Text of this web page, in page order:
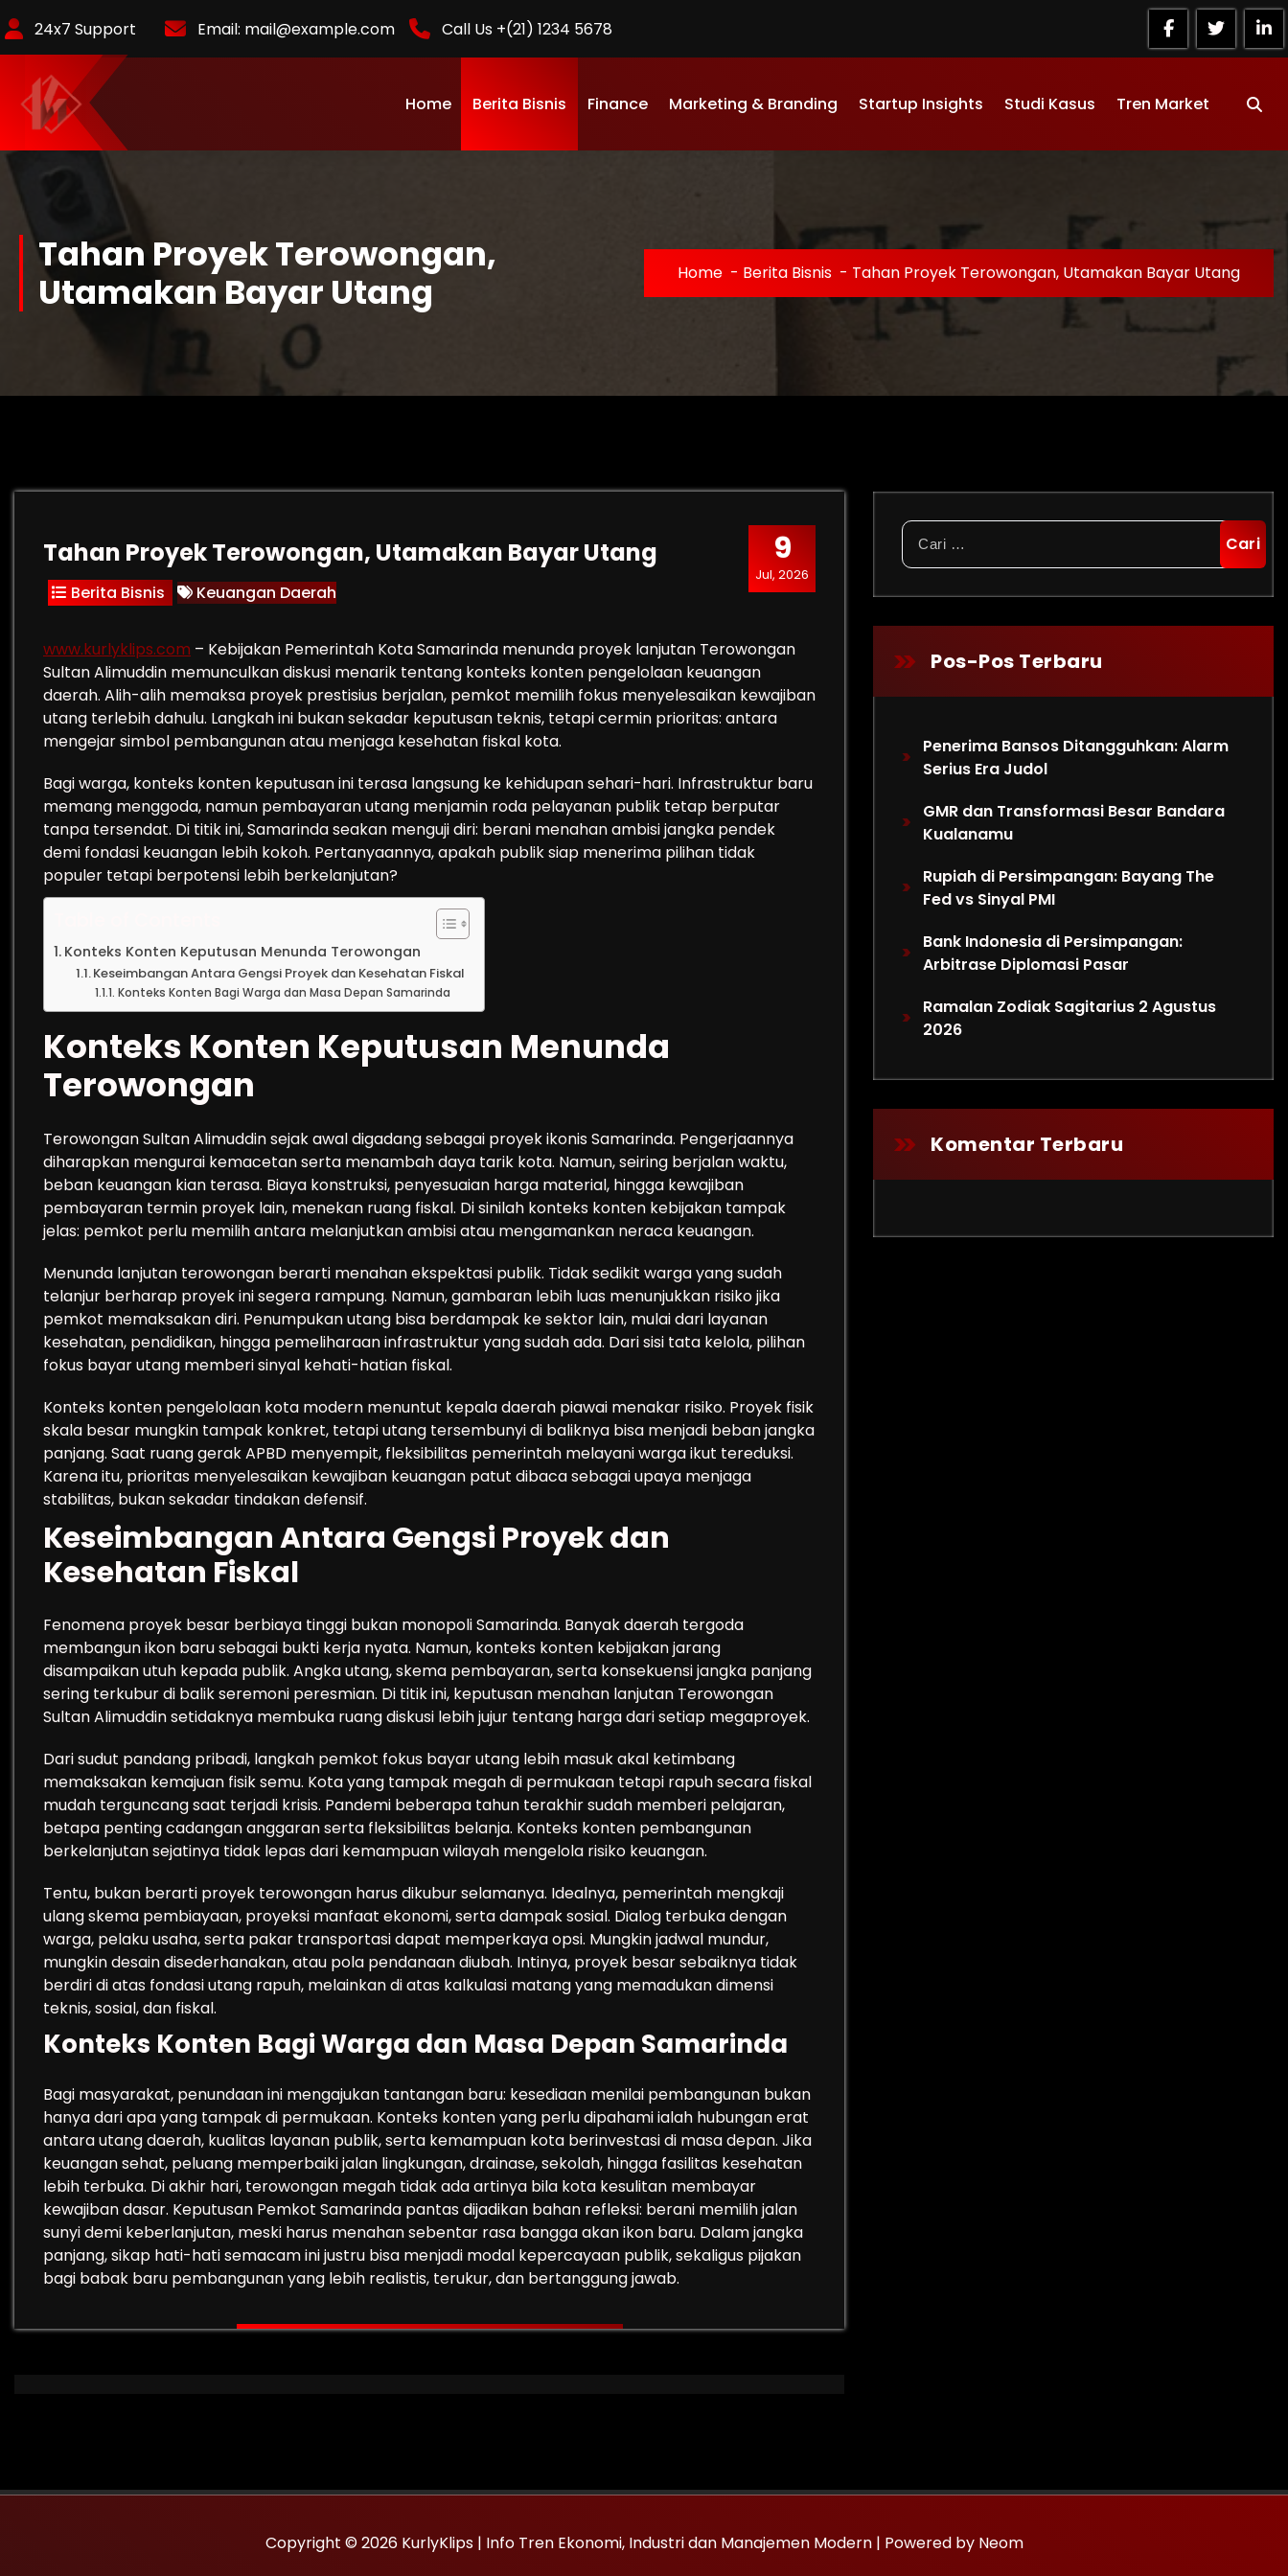
to
Content
24x7 Support Email: mail@example.com Call Us +(21) 1234 5678
KurlyKlips menyajikan informasi bisnis terbaru, strategi usaha,
Home Berita Bisnis Finance Marketing & Branding Startup Insights Studi Kasus Tren Market
Tahan Proyek Terowongan,
Utamakan Bayar Utang
Home - Berita Bisnis - Tahan Proyek Terowongan, Utamakan Bayar Utang
9
Jul, 2026
Tahan Proyek Terowongan, Utamakan Bayar Utang
Berita Bisnis Keuangan Daerah
www.kurlyklips.com – Kebijakan Pemerintah Kota Samarinda menunda proyek lanjutan Terowongan
Sultan Alimuddin memunculkan diskusi menarik tentang konteks konten pengelolaan keuangan
daerah. Alih-alih memaksa proyek prestisius berjalan, pemkot memilih fokus menyelesaikan kewajiban
utang terlebih dahulu. Langkah ini bukan sekadar keputusan teknis, tetapi cermin prioritas: antara
mengejar simbol pembangunan atau menjaga kesehatan fiskal kota.
Bagi warga, konteks konten keputusan ini terasa langsung ke kehidupan sehari-hari. Infrastruktur baru
memang menggoda, namun pembayaran utang menjamin roda pelayanan publik tetap berputar
tanpa tersendat. Di titik ini, Samarinda seakan menguji diri: berani menahan ambisi jangka pendek
demi fondasi keuangan lebih kokoh. Pertanyaannya, apakah publik siap menerima pilihan tidak
populer tetapi berpotensi lebih berkelanjutan?
Konteks Konten Keputusan Menunda Terowongan
Keseimbangan Antara Gengsi Proyek dan Kesehatan Fiskal
Konteks Konten Bagi Warga dan Masa Depan Samarinda
Konteks Konten Keputusan Menunda
Terowongan
Terowongan Sultan Alimuddin sejak awal digadang sebagai proyek ikonis Samarinda. Pengerjaannya
diharapkan mengurai kemacetan serta menambah daya tarik kota. Namun, seiring berjalan waktu,
beban keuangan kian terasa. Biaya konstruksi, penyesuaian harga material, hingga kewajiban
pembayaran termin proyek lain, menekan ruang fiskal. Di sinilah konteks konten kebijakan tampak
jelas: pemkot perlu memilih antara melanjutkan ambisi atau mengamankan neraca keuangan.
Menunda lanjutan terowongan berarti menahan ekspektasi publik. Tidak sedikit warga yang sudah
telanjur berharap proyek ini segera rampung. Namun, gambaran lebih luas menunjukkan risiko jika
pemkot memaksakan diri. Penumpukan utang bisa berdampak ke sektor lain, mulai dari layanan
kesehatan, pendidikan, hingga pemeliharaan infrastruktur yang sudah ada. Dari sisi tata kelola, pilihan
fokus bayar utang memberi sinyal kehati-hatian fiskal.
Konteks konten pengelolaan kota modern menuntut kepala daerah piawai menakar risiko. Proyek fisik
skala besar mungkin tampak konkret, tetapi utang tersembunyi di baliknya bisa menjadi beban jangka
panjang. Saat ruang gerak APBD menyempit, fleksibilitas pemerintah melayani warga ikut tereduksi.
Karena itu, prioritas menyelesaikan kewajiban keuangan patut dibaca sebagai upaya menjaga
stabilitas, bukan sekadar tindakan defensif.
Keseimbangan Antara Gengsi Proyek dan
Kesehatan Fiskal
Fenomena proyek besar berbiaya tinggi bukan monopoli Samarinda. Banyak daerah tergoda
membangun ikon baru sebagai bukti kerja nyata. Namun, konteks konten kebijakan jarang
disampaikan utuh kepada publik. Angka utang, skema pembayaran, serta konsekuensi jangka panjang
sering terkubur di balik seremoni peresmian. Di titik ini, keputusan menahan lanjutan Terowongan
Sultan Alimuddin setidaknya membuka ruang diskusi lebih jujur tentang harga dari setiap megaproyek.
Dari sudut pandang pribadi, langkah pemkot fokus bayar utang lebih masuk akal ketimbang
memaksakan kemajuan fisik semu. Kota yang tampak megah di permukaan tetapi rapuh secara fiskal
mudah terguncang saat terjadi krisis. Pandemi beberapa tahun terakhir sudah memberi pelajaran,
betapa penting cadangan anggaran serta fleksibilitas belanja. Konteks konten pembangunan
berkelanjutan sejatinya tidak lepas dari kemampuan wilayah mengelola risiko keuangan.
Tentu, bukan berarti proyek terowongan harus dikubur selamanya. Idealnya, pemerintah mengkaji
ulang skema pembiayaan, proyeksi manfaat ekonomi, serta dampak sosial. Dialog terbuka dengan
warga, pelaku usaha, serta pakar transportasi dapat memperkaya opsi. Mungkin jadwal mundur,
mungkin desain disederhanakan, atau pola pendanaan diubah. Intinya, proyek besar sebaiknya tidak
berdiri di atas fondasi utang rapuh, melainkan di atas kalkulasi matang yang memadukan dimensi
teknis, sosial, dan fiskal.
Konteks Konten Bagi Warga dan Masa Depan Samarinda
Bagi masyarakat, penundaan ini mengajukan tantangan baru: kesediaan menilai pembangunan bukan
hanya dari apa yang tampak di permukaan. Konteks konten yang perlu dipahami ialah hubungan erat
antara utang daerah, kualitas layanan publik, serta kemampuan kota berinvestasi di masa depan. Jika
keuangan sehat, peluang memperbaiki jalan lingkungan, drainase, sekolah, hingga fasilitas kesehatan
lebih terbuka. Di akhir hari, terowongan megah tidak ada artinya bila kota kesulitan membayar
kewajiban dasar. Keputusan Pemkot Samarinda pantas dijadikan bahan refleksi: berani memilih jalan
sunyi demi keberlanjutan, meski harus menahan sebentar rasa bangga akan ikon baru. Dalam jangka
panjang, sikap hati-hati semacam ini justru bisa menjadi modal kepercayaan publik, sekaligus pijakan
bagi babak baru pembangunan yang lebih realistis, terukur, dan bertanggung jawab.
Cari
untuk:
Pos-Pos Terbaru
Penerima Bansos Ditangguhkan: Alarm
Serius Era Judol
GMR dan Transformasi Besar Bandara
Kualanamu
Rupiah di Persimpangan: Bayang The
Fed vs Sinyal PMI
Bank Indonesia di Persimpangan:
Arbitrase Diplomasi Pasar
Ramalan Zodiak Sagitarius 2 Agustus
2026
Komentar Terbaru
Copyright © 2026 KurlyKlips | Info Tren Ekonomi, Industri dan Manajemen Modern | Powered by Neom